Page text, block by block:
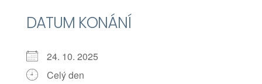
DATUM KONÁNÍ
24. 10. 2025
Celý den